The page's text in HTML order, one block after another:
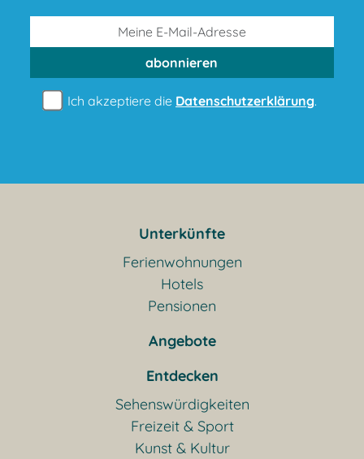
abonnieren
Ich akzeptiere die Datenschutzerklärung.
Unterkünfte
Ferienwohnungen
Hotels
Pensionen
Angebote
Entdecken
Sehenswürdigkeiten
Freizeit & Sport
Kunst & Kultur